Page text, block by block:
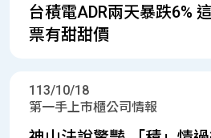
台積電ADR兩天暴跌6%
票有甜甜價
113/10/18
第一手上市櫃公司情報